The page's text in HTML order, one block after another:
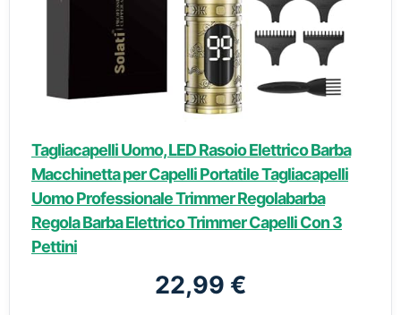
Tagliacapelli Uomo, LED Rasoio Elettrico Barba
Macchinetta per Capelli Portatile Tagliacapelli
Uomo Professionale Trimmer Regolabarba
Regola Barba Elettrico Trimmer Capelli Con 3
Pettini
22,99 €